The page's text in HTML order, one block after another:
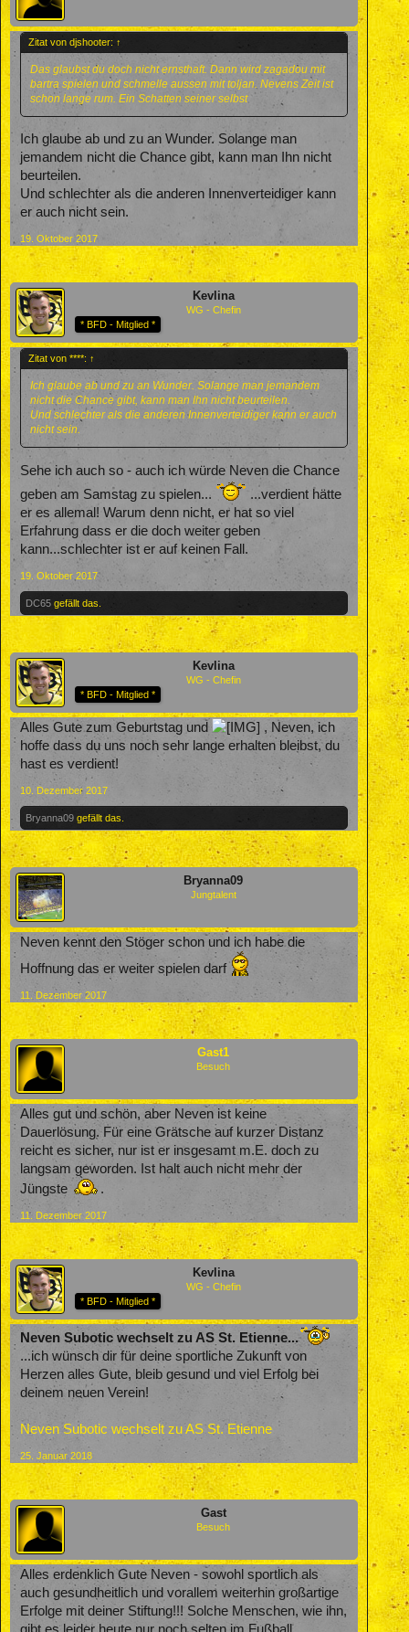
Zitat von djshooter: ↑
Das glaubst du doch nicht ernsthaft. Dann wird zagadou mit
bartra spielen und schmelle aussen mit toljan. Nevens Zeit ist
schon lange rum. Ein Schatten seiner selbst
Ich glaube ab und zu an Wunder. Solange man
jemandem nicht die Chance gibt, kann man Ihn nicht
beurteilen.
Und schlechter als die anderen Innenverteidiger kann
er auch nicht sein.
19. Oktober 2017
Kevlina
WG - Chefin
* BFD - Mitglied *
Zitat von ****: ↑
Ich glaube ab und zu an Wunder. Solange man jemandem
nicht die Chance gibt, kann man Ihn nicht beurteilen.
Und schlechter als die anderen Innenverteidiger kann er auch
nicht sein.
Sehe ich auch so - auch ich würde Neven die Chance
geben am Samstag zu spielen...
...verdient hätte
er es allemal! Warum denn nicht, er hat so viel
Erfahrung dass er die doch weiter geben
kann...schlechter ist er auf keinen Fall.
19. Oktober 2017
DC65 gefällt das.
Kevlina
WG - Chefin
* BFD - Mitglied *
Alles Gute zum Geburtstag und
, Neven, ich
hoffe dass du uns noch sehr lange erhalten bleibst, du
hast es verdient!
10. Dezember 2017
Bryanna09 gefällt das.
Bryanna09
Jungtalent
Neven kennt den Stöger schon und ich habe die
Hoffnung das er weiter spielen darf
11. Dezember 2017
Gast1
Besuch
Alles gut und schön, aber Neven ist keine
Dauerlösung. Für eine Grätsche auf kurzer Distanz
reicht es sicher, nur ist er insgesamt m.E. doch zu
langsam geworden. Ist halt auch nicht mehr der
Jüngste
.
11. Dezember 2017
Kevlina
WG - Chefin
* BFD - Mitglied *
Neven Subotic wechselt zu AS St. Etienne...
...ich wünsch dir für deine sportliche Zukunft von
Herzen alles Gute, bleib gesund und viel Erfolg bei
deinem neuen Verein!
Neven Subotic wechselt zu AS St. Etienne
25. Januar 2018
Gast
Besuch
Alles erdenklich Gute Neven - sowohl sportlich als
auch gesundheitlich und vorallem weiterhin großartige
Erfolge mit deiner Stiftung!!! Solche Menschen, wie ihn,